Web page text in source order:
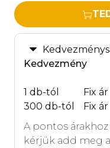
Kedvezmény
1 db-tól
Fix ár
300 db-tól
Fix ár
A pontos
kérjük add meg